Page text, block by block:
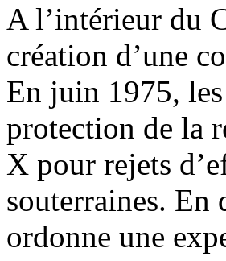
A l’intérieur du
création d’une
En juin 1975,
protection de la
X pour rejets
souterraines. En
ordonne une